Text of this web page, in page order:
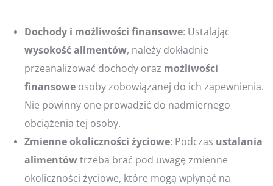
Dochody i możliwości finansowe: Ustalając
wysokośćalimentów, należy dokładnie
przeanalizować dochody oraz możliwości
finansowe osoby zobowiązanej do ich zapewnienia.
Nie powinny one prowadzić do nadmiernego
obciążenia tej osoby.
Zmienne okoliczności życiowe: Podczas ustalania
alimentówtrzeba brać pod uwagę zmienne
okoliczności życiowe, które mogą wpłynąć na